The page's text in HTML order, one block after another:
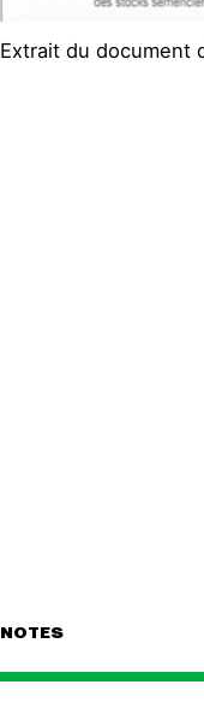
Extrait du document
NOTES